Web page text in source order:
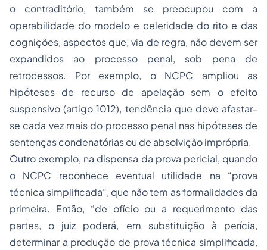
o contraditório, também se preocupou com a
operabilidade do modelo e celeridade do rito e das
cognições, aspectos que, via de regra, não devem ser
expandidos ao processo penal, sob pena de
retrocessos. Por exemplo, o NCPC ampliou as
hipóteses de recurso de apelação sem o efeito
suspensivo (artigo 1012), tendência que deve afastar-
se cada vez mais do processo penal nas hipóteses de
sentenças condenatórias ou de absolvição imprópria.
Outro exemplo, na dispensa da prova pericial, quando
o NCPC reconhece eventual utilidade na “prova
técnica simplificada”, que não tem as formalidades da
primeira. Então, “de ofício ou a requerimento das
partes, o juiz poderá, em substituição à perícia,
determinar a produção de prova técnica simplificada,